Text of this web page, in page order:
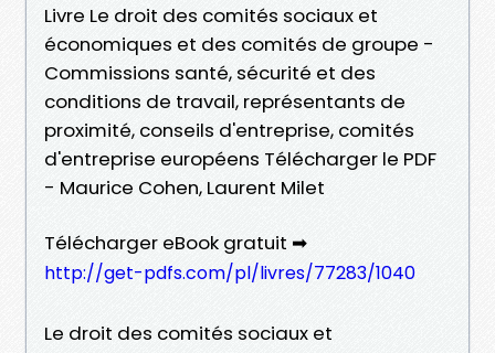
Livre Le droit des comités sociaux et
économiques et des comités de groupe -
Commissions santé, sécurité et des
conditions de travail, représentants de
proximité, conseils d'entreprise, comités
d'entreprise européens Télécharger le PDF
- Maurice Cohen, Laurent Milet
Télécharger eBook gratuit ➡
http://get-pdfs.com/pl/livres/77283/1040
Le droit des comités sociaux et